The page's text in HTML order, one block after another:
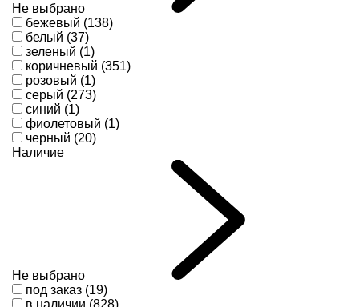
Не выбрано
бежевый (138)
белый (37)
зеленый (1)
коричневый (351)
розовый (1)
серый (273)
синий (1)
фиолетовый (1)
черный (20)
Наличие
Не выбрано
под заказ (19)
в наличии (828)